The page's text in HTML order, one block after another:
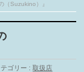
Suzukino）』
テゴリー :取扱店